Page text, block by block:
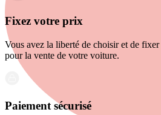
Fixez votre prix
Vous avez la liberté de choisir et de
pour la vente de votre voiture.
Paiement sécurisé